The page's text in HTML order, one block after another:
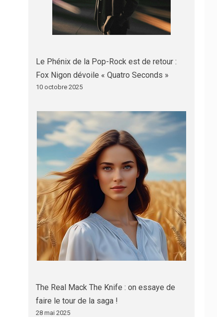
Le Phénix de la Pop-Rock est de retour :
Fox Nigon dévoile « Quatro Seconds »
10 octobre 2025
The Real Mack The Knife : on essaye de
faire le tour de la saga !
28 mai 2025